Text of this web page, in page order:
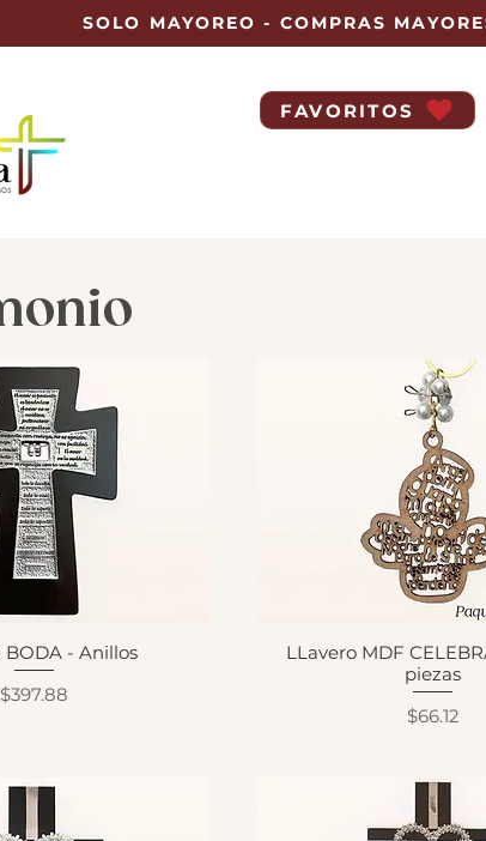
SOLO MAYOREO - COMPRAS
FAVORITOS
BODA - Anillos
Precio
$397.88
LLavero MDF
piezas
Precio
$66.12